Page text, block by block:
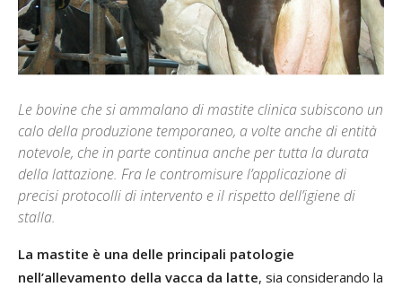
Le bovine che si ammalano di mastite clinica subiscono un
calo della produzione temporaneo, a volte anche di entità
notevole, che in parte continua anche per tutta la durata
della lattazione. Fra le contromisure l’applicazione di
precisi protocolli di intervento e il rispetto dell’igiene di
stalla.
La mastite è una delle principali patologie
nell’allevamento della vacca da latte, sia considerando la